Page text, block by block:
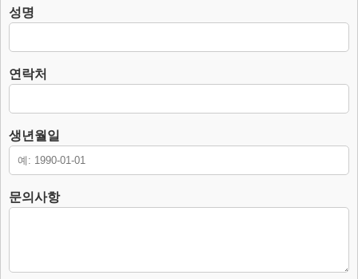
2. 수집하는 개인정보의 항목.
– 필수항목 : 이름, 연락처, 생년월일, 문의사항.
3. 개인정보의 처리 및 보유기간.
본 홈페이지는 개인정보 수집 및 이용목적이 달성된 후에는 해당 정보
다.
– 보존 근거 : 소비자의 불만 또는 분쟁처리에 관한 기록.(전자상거래
– 보존 기간 : 3년
성명
연락처
생년월일
문의사항